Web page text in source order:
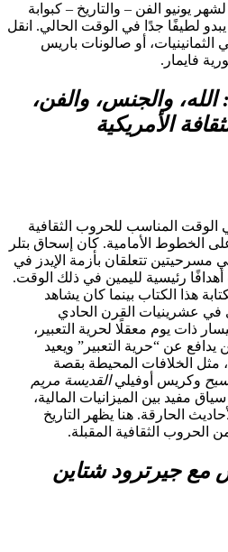
الفن – والتاريخ – كبوابة
جدًا في الوقت الحالي. انقل
أو صالونات باريس
والجنس، والفن،
للحروب الثقافية
الأمامية. كان إسحاق بتلر
تتعلقان بأزمة الإيدز في
رئيسية لليمين في ذلك الوقت.
بينما كان يشاهد
القرن الحادي
معقلًا لحرية التعبير،
“حرية التعبير” ويعيد
المحيطة بقصة
أوفيلي القديسة مريم
بين الميزانيات المالية،
هنا يظهر التاريخ
الثقافية المقبلة.
شتاين